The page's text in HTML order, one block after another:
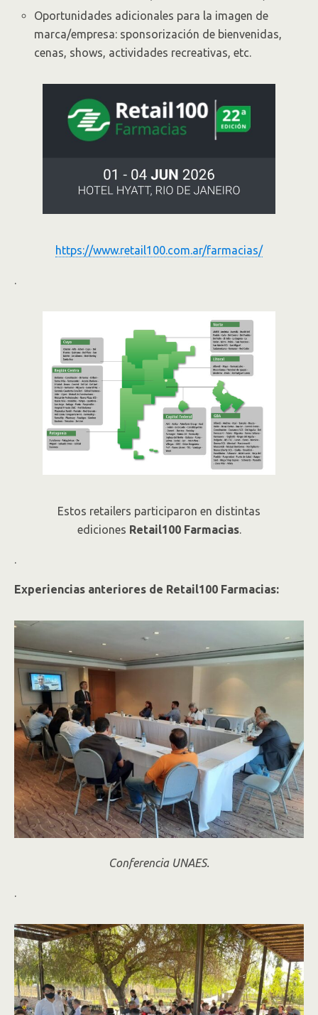
Oportunidades adicionales para la imagen de
marca/empresa: sponsorización de bienvenidas,
cenas, shows, actividades recreativas, etc.
https://www.retail100.com.ar/farmacias/
.
Estos retailers participaron en distintas
ediciones Retail100 Farmacias.
.
Experiencias anteriores de Retail100 Farmacias:
Conferencia UNAES.
.